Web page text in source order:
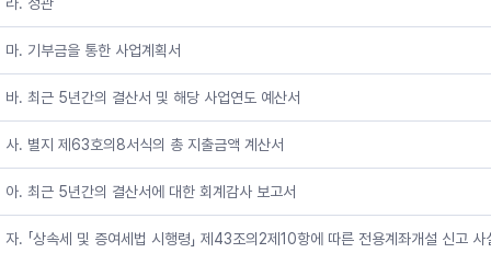
마. 기부금을 통한 사업계획서
바. 최근 5년간의 결산서 및 해당 사업연도 예산서
사. 별지 제63호의8서식의 총 지출금액 계산서
아. 최근 5년간의 결산서에 대한 회계감사 보고서
자. 「상속세 및 증여세법 시행령」 제43조의2제10항에 따른 전용계좌개설 신고 사